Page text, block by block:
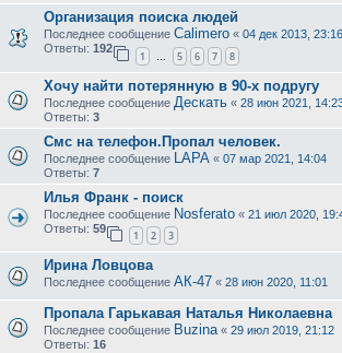
Организация поиска людей
Последнее сообщение Calimero « 04 дек 2013, 23:16
Ответы: 192
1 … 5 6 7 8
Хочу найти потерянную в 90-х подругу
Последнее сообщение Дескать « 28 июн 2021,
Ответы: 3
Смс на телефон.Пропал человек.
Последнее сообщение LAPA « 07 мар 2021, 14:04
Ответы: 7
Илья Франк - поиск
Последнее сообщение Nosferato « 21 июл 2020,
Ответы: 59
1 2 3
Ирина Ловцова
Последнее сообщение АК-47 « 28 июн 2020, 11:01
Пропала Гарькавая Наталья Николаевна
Последнее сообщение Buzina « 29 июл 2019, 21:12
Ответы: 16